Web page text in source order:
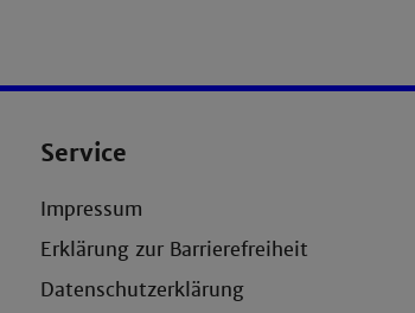
Service
Impressum
Erklärung zur Barrierefreiheit
Datenschutzerklärung